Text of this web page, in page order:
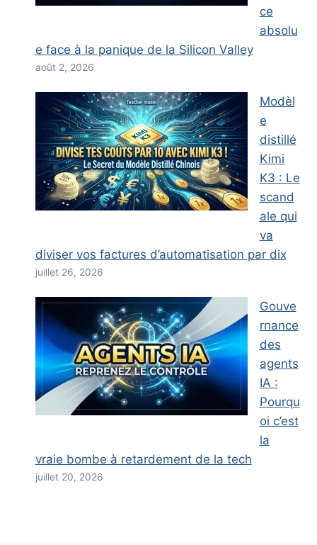
ce
absolu
e face à la panique de la Silicon Valley
août 2, 2026
Modèl
e
distillé
Kimi
K3 : Le
scand
ale qui
va
diviser vos factures d’automatisation par dix
juillet 26, 2026
Gouve
rnance
des
agents
IA :
Pourqu
oi c’est
la
vraie bombe à retardement de la tech
juillet 20, 2026